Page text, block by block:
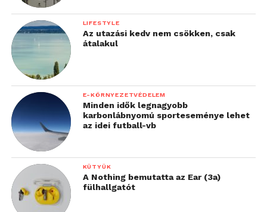
LIFESTYLE
Az utazási kedv nem csökken, csak
átalakul
E-KÖRNYEZETVÉDELEM
Minden idők legnagyobb
karbonlábnyomú sporteseménye lehet
az idei futball-vb
KÜTYÜK
A Nothing bemutatta az Ear (3a)
fülhallgatót